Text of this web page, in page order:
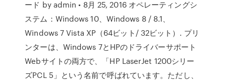
ード by admin • 8月 25, 2016 オペレーティングシ
ステム：Windows 10、Windows 8 / 8.1、
Windows 7 Vista XP（64ビット/ 32ビット）. プリ
ンターは、Windows 7とHPのドライバーサポート
Webサイトの両方で、「HP LaserJet 1200シリー
ズPCL 5」という名前で呼ばれています。ただし、